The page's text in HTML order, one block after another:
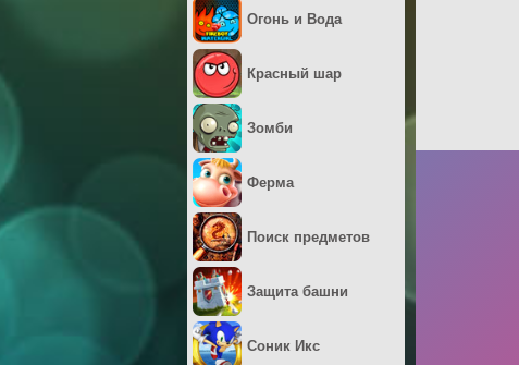
Огонь и Вода
Красный шар
Зомби
Ферма
Поиск предметов
Защита башни
Соник Икс